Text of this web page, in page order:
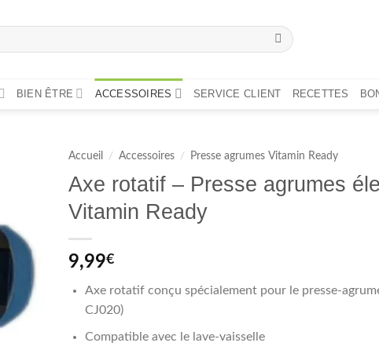
BIEN ÊTRE ACCESSOIRES SERVICE CLIENT RECETTES
Accueil / Accessoires / Presse agrumes Vitamin Ready
Axe rotatif – Presse agrumes
Vitamin Ready
9,99€
Axe rotatif conçu spécialement pour le presse-
CJ020)
Compatible avec le lave-vaisselle